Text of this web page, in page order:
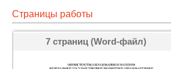
Страницы работы
7 страниц (Word-файл)